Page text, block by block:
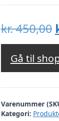
kr.450,00
Gå til
Varenummer
Kategori: